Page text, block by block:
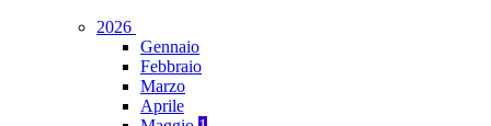
2026
Gennaio
Febbraio
Marzo
Aprile